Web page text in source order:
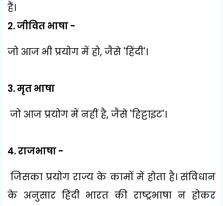
हैं।
2.जीवित भाषा -
जो आज भी प्रयोग में हो, जैसे 'हिंदी'।
3.मृत भाषा
जो आज प्रयोग में नहीं है, जैसे 'हिट्टाइट'।
4.राजभाषा -
जिसका प्रयोग राज्य के कामों में होता है। संविधान
के अनुसार हिंदी भारत की राष्ट्रभाषा न होकर